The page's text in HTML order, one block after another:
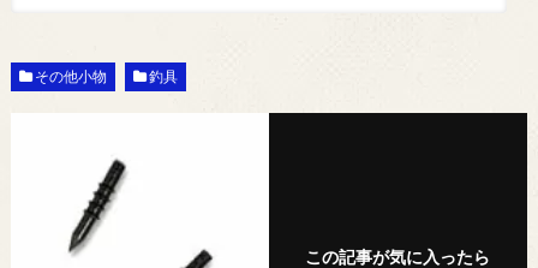
その他小物 釣具
この記事が気に入ったら